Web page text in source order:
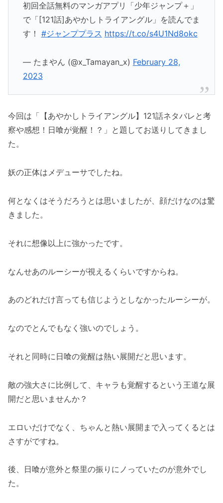
初回全話無料のマンガアプリ「少年ジャンプ＋」
で「[121話]あやかしトライアングル」を読んでま
す！ #ジャンププラス https://t.co/s4U1Nd8okc
— たまやん (@x_Tamayan_x) February 28,
2023
今回は「【あやかしトライアングル】121話ネタバレと考
察や感想！日喰が覚醒！？」と題してお送りしてきまし
た。
妖の正体はメデューサでしたね。
何となくはそうだろうとは思いましたが、顔だけなのは驚
きました。
それに想像以上に強かったです。
なんせあのルーシーが視えるくらいですからね。
あのどれだけ言っても信じようとしなかったルーシーが。
なのでとんでもなく強いのでしょう。
それと同時に日喰の覚醒は熱い展開だと思います。
敵の強大さに比例して、キャラも覚醒するという王道な展
開だと思いませんか？
エロいだけでなく、ちゃんと熱い展開まで入ってくるとは
さすがですね。
後、日喰が意外と祭里の振りにノっていたのが意外でし
た。